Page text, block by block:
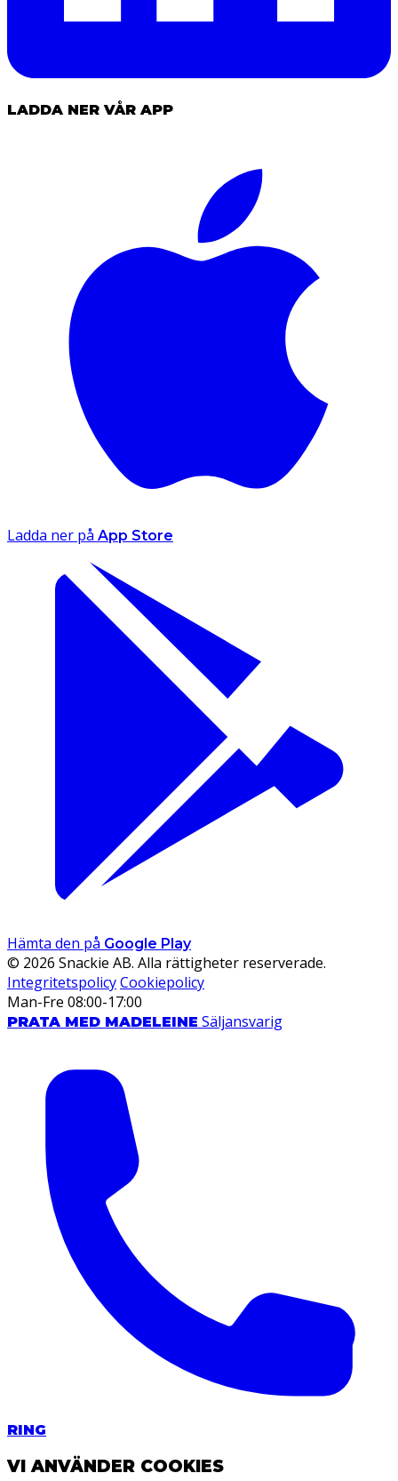
LADDA NER VÅR APP
Ladda ner på App Store
Hämta den på Google Play
© 2026 Snackie AB. Alla rättigheter reserverade.
IntegritetspolicyCookiepolicy
Man-Fre 08:00-17:00
PRATA MED MADELEINE Säljansvarig
RING
VI ANVÄNDER COOKIES